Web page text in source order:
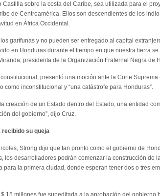
Castilla sobre la costa del Caribe, sea utilizada para el
de Centroamérica. Ellos son descendientes de los
en África Occidental.
garífunas y no pueden ser entregado al capital
en Honduras durante el tiempo en que nuestra tierra
presidenta de la Organización Fraternal Negra de
presentó una moción ante la Corte
como inconstitucional y “una catástrofe para Honduras”.
creación de un Estado dentro del Estado, una entidad
del gobierno”, dijo Cruz.
recibido su queja
Strong dijo que tan pronto como el gobierno de
los desarrolladores podrán comenzar la construcción de
para la primera ciudad, donde esperan tener dos o tres
15 millones fue supeditada a la aprobación del gobierno